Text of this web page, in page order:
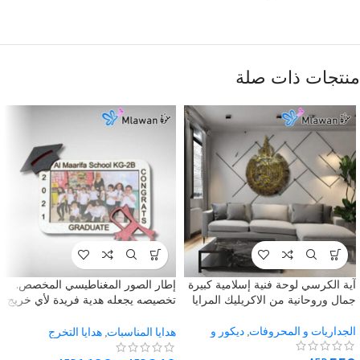
منتجات ذات صلة
آية الكرسي لوحة فنية إسلامية كبيرة
جمال وروحانية من الاكريليك المرايا
الجداريات و المحروفات, ديكور و
جداريات اسلامية
إطار الصور المغناطيسي المخصص.
تخصيصه يجعله هدية فريدة لأي خريج
هدايا المناسبات, هدايا التخرج